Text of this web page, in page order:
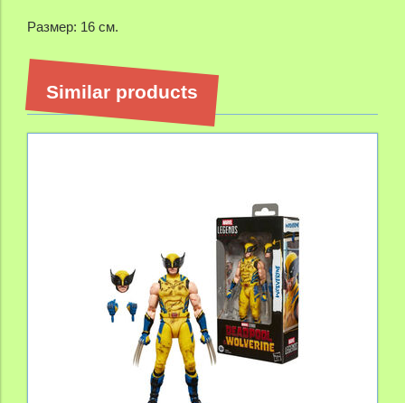
Размер: 16 см.
Similar products